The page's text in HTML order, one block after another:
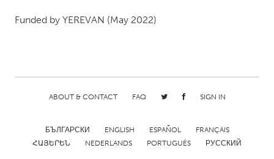
Glasgow
Chicago, IL
Cleveland, OH
Funded by YEREVAN (May 2022)
ABOUT & CONTACT FAQ SIGN IN
БЪЛГАРСКИ ENGLISH ESPAÑOL
FRANÇAIS
ՀԱՅԵՐԵՆ
NEDERLANDS PORTUGUÊS РУССКИЙ